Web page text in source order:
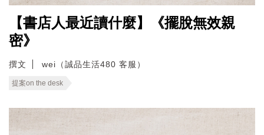
【書店人最近讀什麼】《擺脫無效親
密》
撰文 wei（誠品生活480 客服）
提案on the desk